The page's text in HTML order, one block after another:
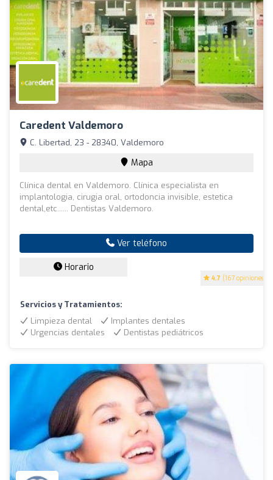
Caredent Valdemoro
4.7 (167 opiniones)
C. Libertad, 23 - 28340, Valdemoro
Mapa
Clínica dental en Valdemoro. Clínica especialista en
implantologia, cirugia oral, ortodoncia invisible, estetica
dental,etc...... Dentistas Valdemoro.
Ver teléfono
Horario
Servicios y Tratamientos:
Limpieza dental
Implantes dentales
Urgencias dentales
Dentistas pediátricos